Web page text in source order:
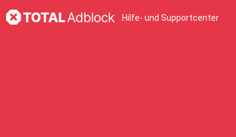
Hilfe- und Supportcenter